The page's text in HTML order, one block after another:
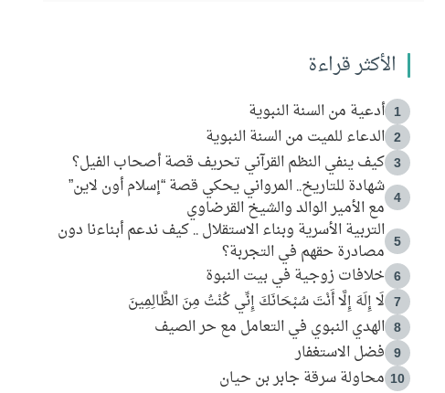
الأكثر قراءة
1 أدعية من السنة النبوية
2 الدعاء للميت من السنة النبوية
3 كيف ينفي النظم القرآني تحريف قصة أصحاب الفيل؟
4
شهادة للتاريخ.. المرواني يحكي قصة “إسلام أون لاين”
مع الأمير الوالد والشيخ القرضاوي
5
التربية الأسرية وبناء الاستقلال .. كيف ندعم أبناءنا دون
مصادرة حقهم في التجربة؟
6 خلافات زوجية في بيت النبوة
7 لَا إِلَهَ إِلَّا أَنْتَ سُبْحَانَكَ إِنِّي كُنْتُ مِنَ الظَّالِمِينَ
8 الهدي النبوي في التعامل مع حر الصيف
9 فضل الاستغفار
10 محاولة سرقة جابر بن حيان